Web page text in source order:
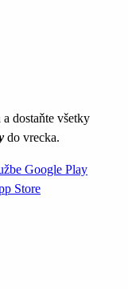
dostaňte všetky
do vrecka.